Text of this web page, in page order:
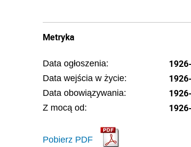
Metryka
Data ogłoszenia:
Data wejścia w życie:
Data obowiązywania:
Z mocą od:
Pobierz PDF